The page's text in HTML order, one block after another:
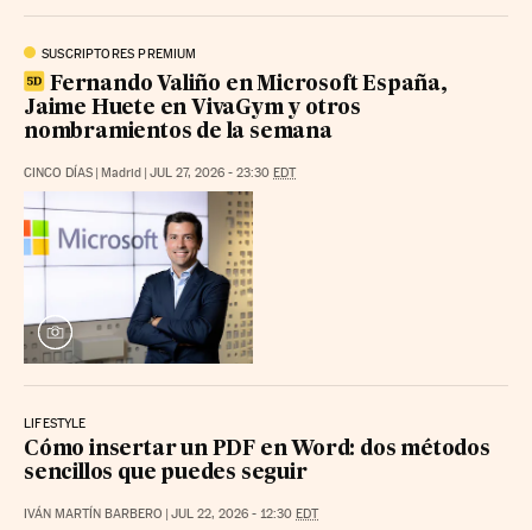
SUSCRIPTORES PREMIUM
Fernando Valiño en Microsoft España,
Jaime Huete en VivaGym y otros
nombramientos de la semana
CINCO DÍAS | Madrid | JUL 27, 2026 - 23:30 EDT
LIFESTYLE
Cómo insertar un PDF en Word: dos métodos
sencillos que puedes seguir
IVÁN MARTÍN BARBERO | JUL 22, 2026 - 12:30 EDT